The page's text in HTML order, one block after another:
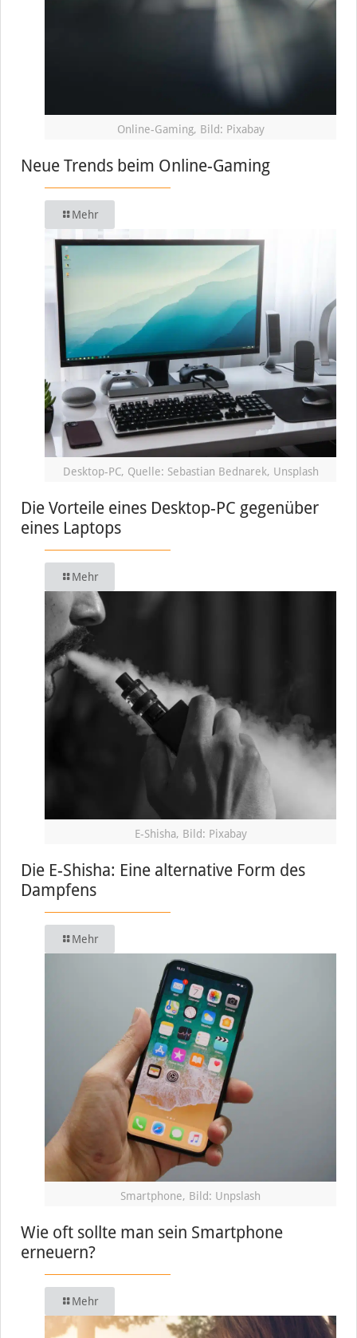
Online-Gaming, Bild: Pixabay
Neue Trends beim Online-Gaming
Mehr
Desktop-PC, Quelle: Sebastian Bednarek, Unsplash
Die Vorteile eines Desktop-PC gegenüber
eines Laptops
Mehr
E-Shisha, Bild: Pixabay
Die E-Shisha: Eine alternative Form des
Dampfens
Mehr
Smartphone, Bild: Unpslash
Wie oft sollte man sein Smartphone
erneuern?
Mehr